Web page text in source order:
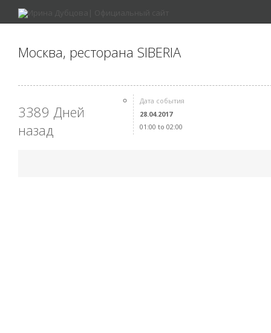
Москва, ресторана SIBERIA
3389 Дней
назад
Дата события
28.04.2017
01:00 to 02:00